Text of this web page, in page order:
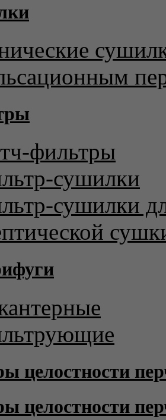
фильтры
сушилки
сушилки
целостности
целостности